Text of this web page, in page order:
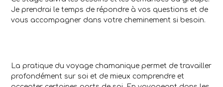
Je prendrai le temps de répondre à vos questions et de
vous accompagner dans votre cheminement si besoin.
La pratique du voyage chamanique permet de travailler
profondément sur soi et de mieux comprendre et